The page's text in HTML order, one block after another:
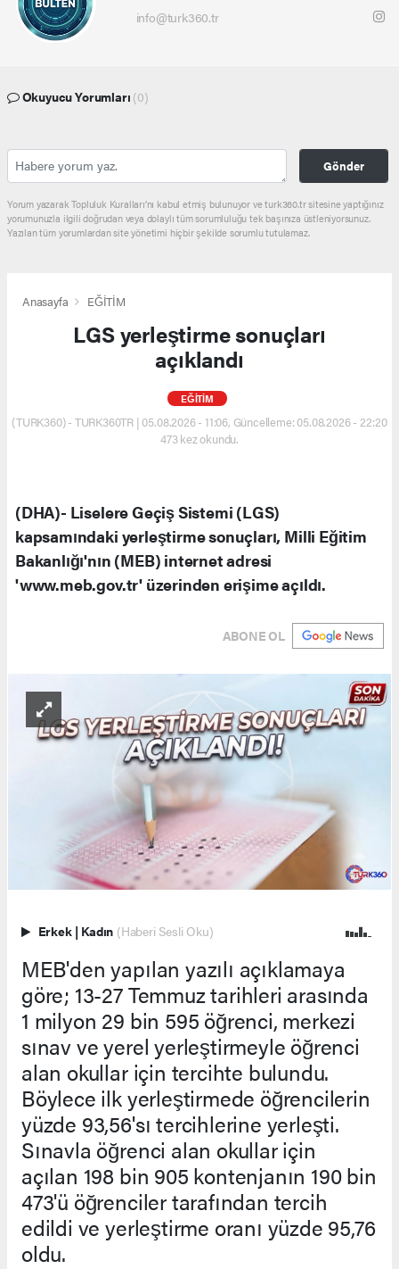
info@turk360.tr
Okuyucu Yorumları (0)
Gönder
Yorum yazarak Topluluk Kuralları’nı kabul etmiş bulunuyor ve turk360.tr sitesine yaptığınız
yorumunuzla ilgili doğrudan veya dolaylı tüm sorumluluğu tek başınıza üstleniyorsunuz.
Yazılan tüm yorumlardan site yönetimi hiçbir şekilde sorumlu tutulamaz.
Anasayfa EĞİTİM
LGS yerleştirme sonuçları
açıklandı
EĞİTİM
(TURK360) - TURK360TR | 05.08.2026 - 11:06, Güncelleme: 05.08.2026 - 22:20
473 kez okundu.
(DHA)- Liselere Geçiş Sistemi (LGS)
kapsamındaki yerleştirme sonuçları, Milli Eğitim
Bakanlığı'nın (MEB) internet adresi
'www.meb.gov.tr' üzerinden erişime açıldı.
ABONE OL
Erkek | Kadın (Haberi Sesli Oku)
MEB'den yapılan yazılı açıklamaya
göre; 13-27 Temmuz tarihleri arasında
1 milyon 29 bin 595 öğrenci, merkezi
sınav ve yerel yerleştirmeyle öğrenci
alan okullar için tercihte bulundu.
Böylece ilk yerleştirmede öğrencilerin
yüzde 93,56'sı tercihlerine yerleşti.
Sınavla öğrenci alan okullar için
açılan 198 bin 905 kontenjanın 190 bin
473'ü öğrenciler tarafından tercih
edildi ve yerleştirme oranı yüzde 95,76
oldu.